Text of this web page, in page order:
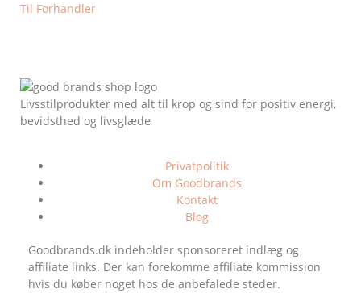
Til Forhandler
Livsstilprodukter med alt til krop og sind for positiv energi,
bevidsthed og livsglæde
Privatpolitik
Om Goodbrands
Kontakt
Blog
Goodbrands.dk indeholder sponsoreret indlæg og
affiliate links. Der kan forekomme affiliate kommission
hvis du køber noget hos de anbefalede steder.